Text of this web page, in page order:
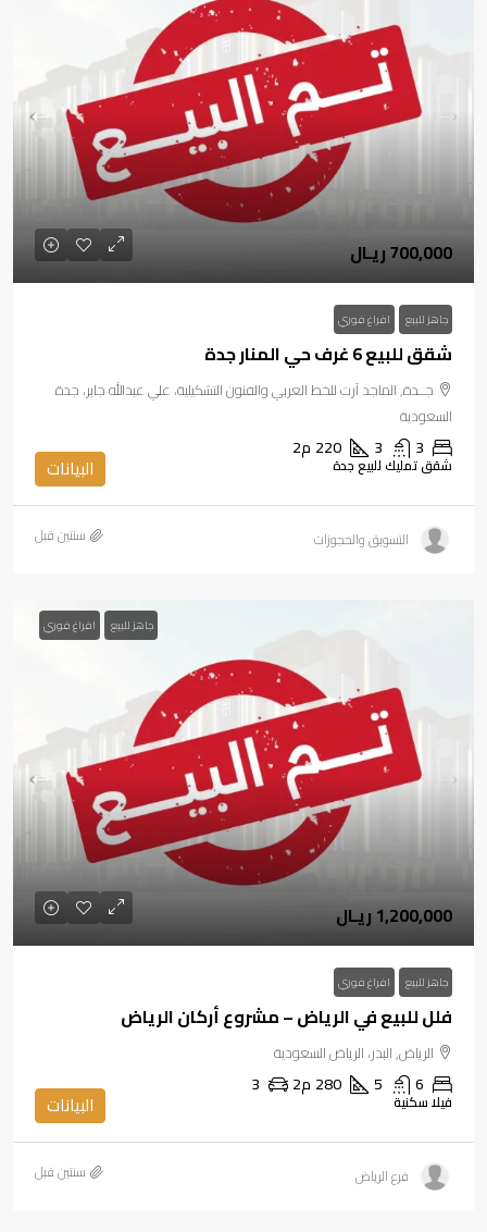
700,000 ريـال
جاهز للبيع افراغ فوري
شقق للبيع 6 غرف حي المنار جدة
جــدة, الماجد آرت للخط العربي والفنون التشكيلية، علي عبدالله جابر، جدة
السعودية
3
3
220 م2
شقق تمليك للبيع جدة البيانات
التسويق والحجوزات ‏سنتين قبل
جاهز للبيع افراغ فوري
1,200,000 ريـال
جاهز للبيع افراغ فوري
فلل للبيع في الرياض – مشروع أركان الرياض
الرياض, البدر، الرياض السعودية
6
5
280 م2 3
فيلا سكنية البيانات
فرع الرياض ‏سنتين قبل